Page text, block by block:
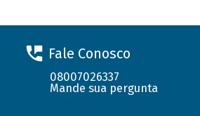
Fale Conosco
08007026337
Mande sua pergunta